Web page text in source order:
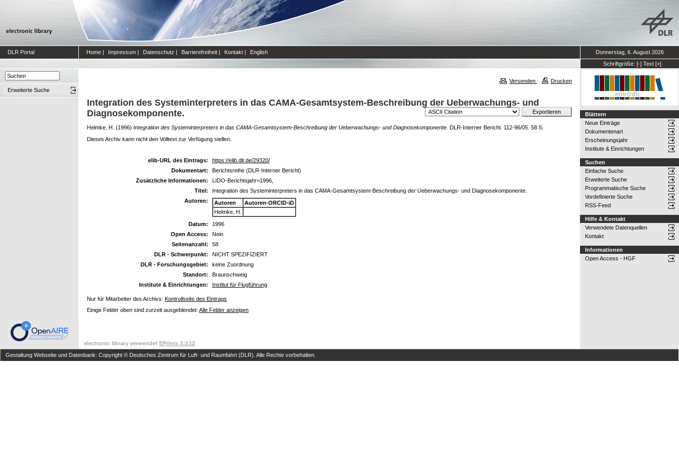
DLR Portal Home | Impressum | Datenschutz | Barrierefreiheit | Kontakt | English
Donnerstag, 6. August 2026
Schriftgröße: [-] Text [+]
Erweiterte Suche
Versenden Drucken
Integration des Systeminterpreters in das CAMA-Gesamtsystem-Beschreibung der Ueberwachungs- und
Diagnosekomponente.
Helmke, H. (1996) Integration des Systeminterpreters in das CAMA-Gesamtsystem-Beschreibung der Ueberwachungs- und Diagnosekomponente. DLR-Interner Bericht. 112-96/05. 58 S.
Dieses Archiv kann nicht den Volltext zur Verfügung stellen.
elib-URL des Eintrags:
https://elib.dlr.de/29320/
Dokumentart:
Berichtsreihe (DLR-Interner Bericht)
Zusätzliche Informationen:
LIDO-Berichtsjahr=1996,
Titel:
Integration des Systeminterpreters in das CAMA-Gesamtsystem-Beschreibung der Ueberwachungs- und Diagnosekomponente.
Autoren:
Autoren
Autoren-ORCID-iD
Helmke, H.
Datum:
1996
Open Access:
Nein
Seitenanzahl:
58
DLR - Schwerpunkt:
NICHT SPEZIFIZIERT
DLR - Forschungsgebiet:
keine Zuordnung
Standort:
Braunschweig
Institute & Einrichtungen:
Institut für Flugführung
Nur für Mitarbeiter des Archivs: Kontrollseite des Eintrags
Einige Felder oben sind zurzeit ausgeblendet: Alle Felder anzeigen
Blättern
Neue Einträge
Dokumentenart
Erscheinungsjahr
Institute & Einrichtungen
Suchen
Einfache Suche
Erweiterte Suche
Programmatische Suche
Vordefinierte Suche
RSS-Feed
Hilfe & Kontakt
Verwendete Datenquellen
Kontakt
Informationen
Open Access - HGF
electronic library verwendet EPrints 3.3.12
Gestaltung Webseite und Datenbank: Copyright © Deutsches Zentrum für Luft- und Raumfahrt (DLR). Alle Rechte vorbehalten.